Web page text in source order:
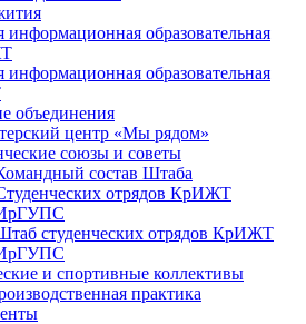
информационная образовательная
информационная образовательная
объединения
центр «Мы рядом»
союзы и советы
состав Штаба
отрядов КрИЖТ
студенческих отрядов КрИЖТ
и спортивные коллективы
практика